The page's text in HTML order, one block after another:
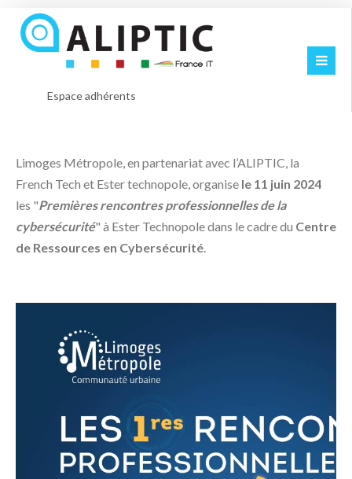
Espace adhérents
Limoges Métropole, en partenariat avec l’ALIPTIC, la
French Tech et Ester technopole, organise le 11 juin 2024
les "Premières rencontres professionnelles de la
cybersécurité" à Ester Technopole dans le cadre du Centre
de Ressources en Cybersécurité.